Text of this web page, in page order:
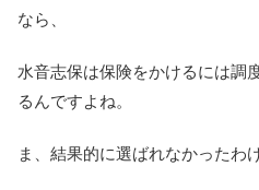
なら、
水音志保は保険をかけるには調
るんですよね。
ま、結果的に選ばれなかったわ